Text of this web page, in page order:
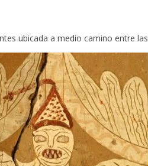
ubicada a medio camino entre las